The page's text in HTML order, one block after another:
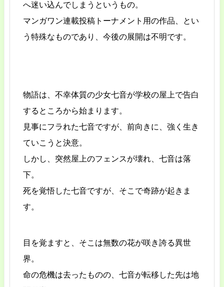
へ迷い込んでしまうというもの。
マンガワン連載投稿トーナメント用の作品、とい
う特殊なものであり、今後の展開は不明です。
物語は、不幸体質の少女七音が学校の屋上で告白
するところから始まります。
見事にフラれた七音ですが、前向きに、強く生き
ていこうと決意。
しかし、突然屋上のフェンスが壊れ、七音は落
下。
死を覚悟した七音ですが、そこで奇跡が起きま
す。
目を覚ますと、そこは無数の花が咲き誇る異世
界。
命の危機は去ったものの、七音が転移した先は地